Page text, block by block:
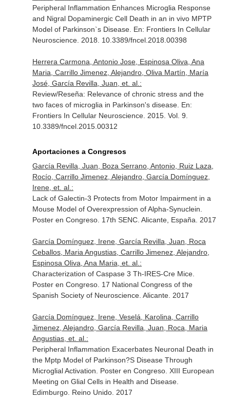
Peripheral Inflammation Enhances Microglia Response
and Nigral Dopaminergic Cell Death in an in vivo MPTP
Model of Parkinson`s Disease. En: Frontiers In Cellular
Neuroscience. 2018. 10.3389/fncel.2018.00398
Herrera Carmona, Antonio Jose, Espinosa Oliva, Ana
Maria, Carrillo Jimenez, Alejandro, Oliva Martín, María
José, García Revilla, Juan, et. al.:
Review/Reseña: Relevance of chronic stress and the
two faces of microglia in Parkinson's disease. En:
Frontiers In Cellular Neuroscience. 2015. Vol. 9.
10.3389/fncel.2015.00312
Aportaciones a Congresos
García Revilla, Juan, Boza Serrano, Antonio, Ruiz Laza,
Rocío, Carrillo Jimenez, Alejandro, García Domínguez,
Irene, et. al.:
Lack of Galectin-3 Protects from Motor Impairment in a
Mouse Model of Overexpression of Alpha-Synuclein.
Poster en Congreso. 17th SENC. Alicante, España. 2017
García Domínguez, Irene, García Revilla, Juan, Roca
Ceballos, Maria Angustias, Carrillo Jimenez, Alejandro,
Espinosa Oliva, Ana Maria, et. al.:
Characterization of Caspase 3 Th-IRES-Cre Mice.
Poster en Congreso. 17 National Congress of the
Spanish Society of Neuroscience. Alicante. 2017
García Domínguez, Irene, Veselá, Karolina, Carrillo
Jimenez, Alejandro, García Revilla, Juan, Roca, Maria
Angustias, et. al.:
Peripheral Inflammation Exacerbates Neuronal Death in
the Mptp Model of Parkinson?S Disease Through
Microglial Activation. Poster en Congreso. XIII European
Meeting on Glial Cells in Health and Disease.
Edimburgo. Reino Unido. 2017